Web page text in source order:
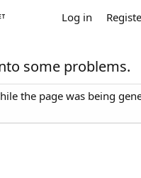
Log in
some problems.
the page was being